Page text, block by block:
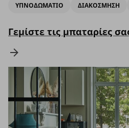
ΥΠΝΟΔΩΜΑΤΙΟ ΔΙΑΚΟΣΜΗΣΗ
Γεμίστε τις μπαταρίες